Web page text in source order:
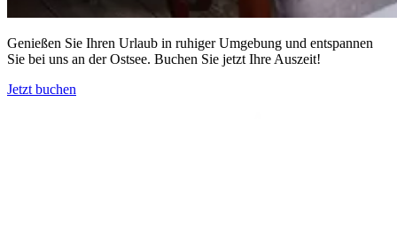
Genießen Sie Ihren Urlaub in ruhiger Umgebung und entspannen
Sie bei uns an der Ostsee. Buchen Sie jetzt Ihre Auszeit!
Jetzt buchen